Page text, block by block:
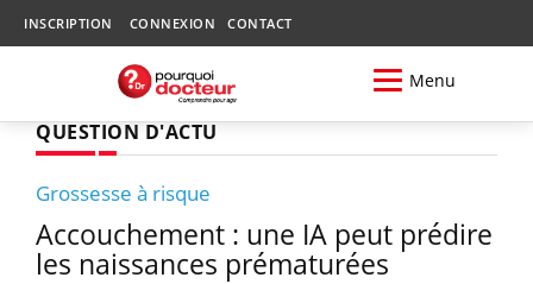
INSCRIPTION CONNEXION CONTACT
Menu
QUESTION D'ACTU
Grossesse à risque
Accouchement : une IA peut prédire
les naissances prématurées